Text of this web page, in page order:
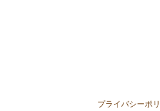
プライバシーポ